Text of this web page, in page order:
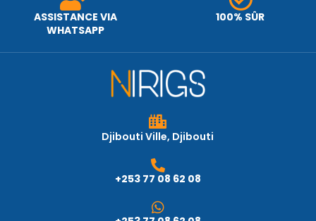
ASSISTANCE VIA
WHATSAPP
100% SÛR
Djibouti Ville, Djibouti
+253 77 08 62 08